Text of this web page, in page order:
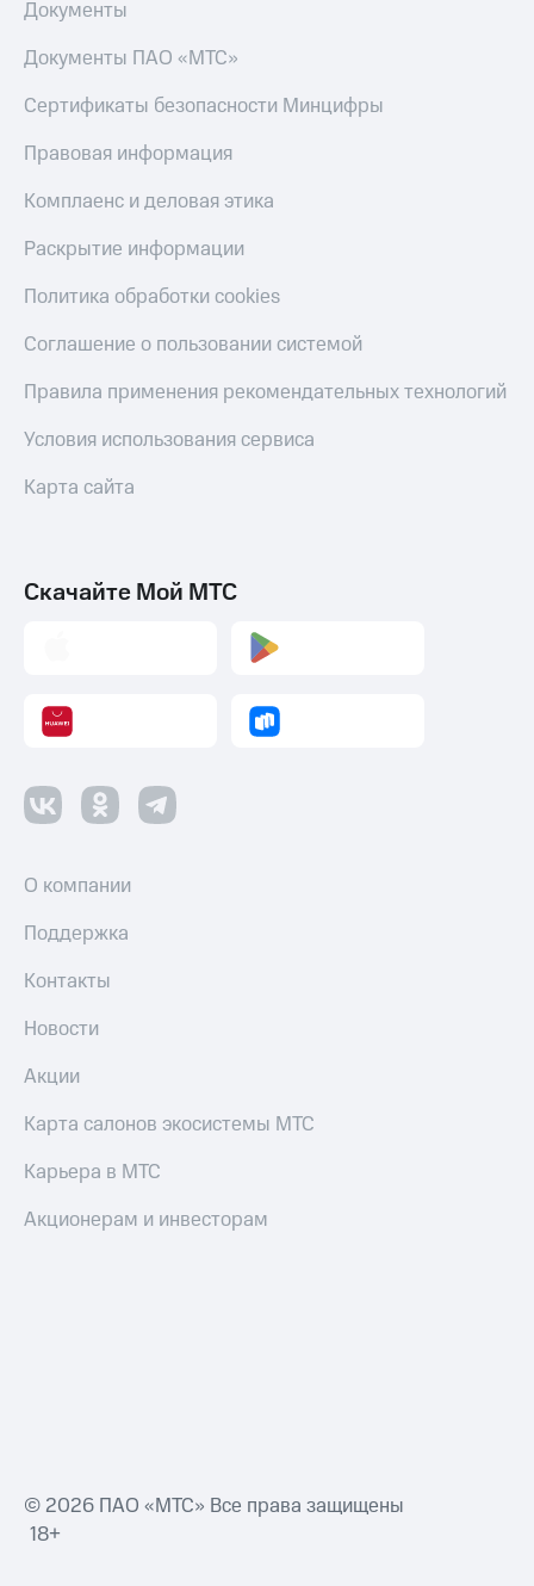
Документы
Документы ПАО «МТС»
Сертификаты безопасности Минцифры
Правовая информация
Комплаенс и деловая этика
Раскрытие информации
Политика обработки cookies
Соглашение о пользовании системой
Правила применения рекомендательных технологий
Условия использования сервиса
Карта сайта
Скачайте Мой МТС
О компании
Поддержка
Контакты
Новости
Акции
Карта салонов экосистемы МТС
Карьера в МТС
Акционерам и инвесторам
© 2026 ПАО «МТС» Все права защищены
18+